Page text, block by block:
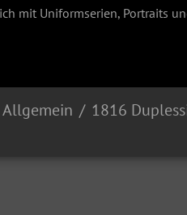
mit Uniformserien, Portraits
Allgemein 1816